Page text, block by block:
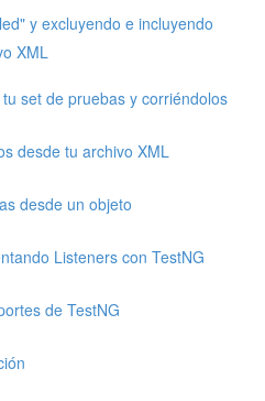
y excluyendo e incluyendo
XML
set de pruebas y corriéndolos
desde tu archivo XML
desde un objeto
Listeners con TestNG
de TestNG